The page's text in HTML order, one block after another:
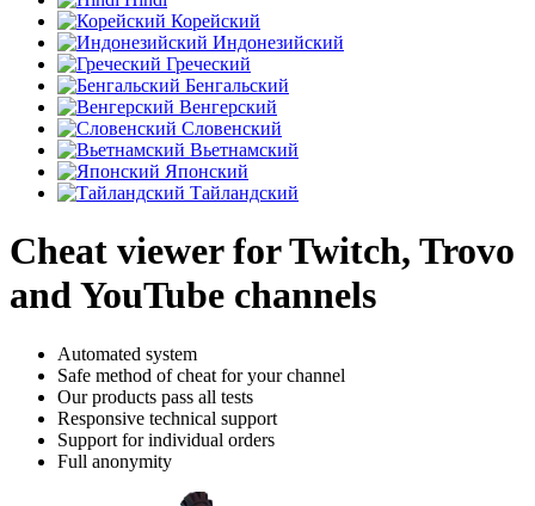
Корейский
Индонезийский
Греческий
Бенгальский
Венгерский
Словенский
Вьетнамский
Японский
Тайландский
Cheat viewer for Twitch, Trovo
and YouTube channels
Automated system
Safe method of cheat for your channel
Our products pass all tests
Responsive technical support
Support for individual orders
Full anonymity